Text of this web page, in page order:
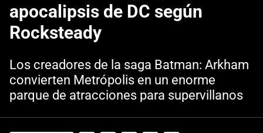
apocalipsis de DC según
Rocksteady
Los creadores de la saga Batman: Arkham
convierten Metrópolis en un enorme
parque de atracciones para supervillanos